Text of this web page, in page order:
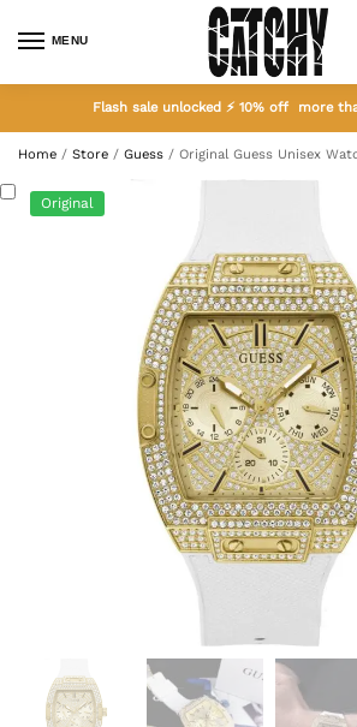
MENU
Flash sale unlocked ⚡ 10% off more
Home / Store / Guess / Original Guess Unisex
Original